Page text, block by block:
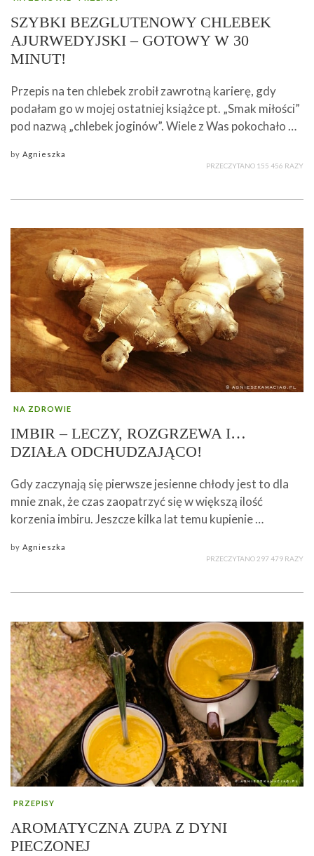
SZYBKI BEZGLUTENOWY CHLEBEK
AJURWEDYJSKI – GOTOWY W 30
MINUT!
Przepis na ten chlebek zrobił zawrotną karierę, gdy
podałam go w mojej ostatniej książce pt. „Smak miłości”
pod nazwą „chlebek joginów”. Wiele z Was pokochało …
by Agnieszka
PRZECZYTANO 155 456 RAZY
NA ZDROWIE
IMBIR – LECZY, ROZGRZEWA I…
DZIAŁA ODCHUDZAJĄCO!
Gdy zaczynają się pierwsze jesienne chłody jest to dla
mnie znak, że czas zaopatrzyć się w większą ilość
korzenia imbiru. Jeszcze kilka lat temu kupienie …
by Agnieszka
PRZECZYTANO 297 479 RAZY
PRZEPISY
AROMATYCZNA ZUPA Z DYNI
PIECZONEJ